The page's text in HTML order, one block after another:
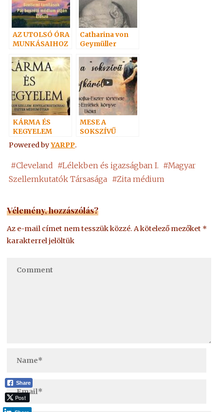
AZ UTOLSÓ ÓRA
MUNKÁSAIHOZ
Catharina von
Geymüller
KÁRMA ÉS
KEGYELEM
MESE A
SOKSZÍVŰ
Powered byYARPP.
#Cleveland #Lélekben és igazságban I. #Magyar
Szellemkutatók Társasága #Zita médium
Vélemény, hozzászólás?
Az e-mail címet nem tesszük közzé. A kötelező mezőket *
karakterrel jelöltük
Share
Post